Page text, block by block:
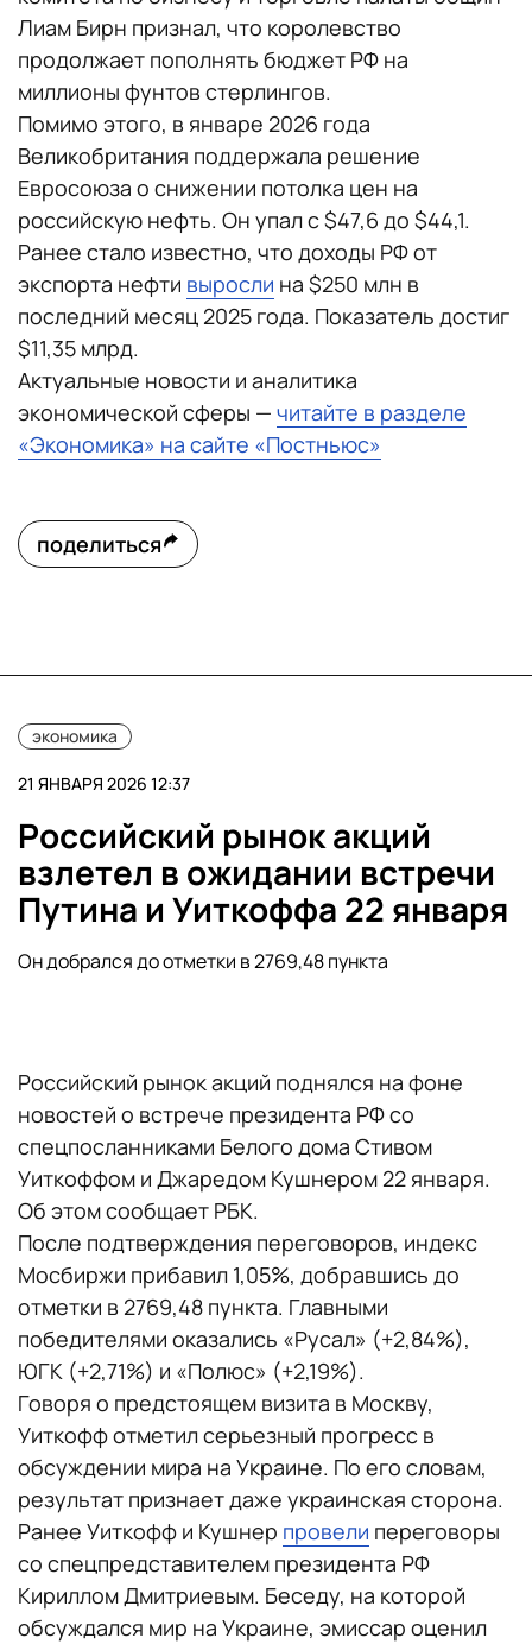
Лиам Бирн признал, что королевство
продолжает пополнять бюджет РФ на
миллионы фунтов стерлингов.
Помимо этого, в январе 2026 года
Великобритания поддержала решение
Евросоюза о снижении потолка цен на
российскую нефть. Он упал с $47,6 до $44,1.
Ранее стало известно, что доходы РФ от
экспорта нефти выросли на $250 млн в
последний месяц 2025 года. Показатель достиг
$11,35 млрд.
Актуальные новости и аналитика
экономической сферы — читайте в разделе
«Экономика» на сайте «Постньюс»
поделиться
экономика
21 ЯНВАРЯ 2026 12:37
Российский рынок акций
взлетел в ожидании встречи
Путина и Уиткоффа 22 января
Он добрался до отметки в 2769,48 пункта
Российский рынок акций поднялся на фоне
новостей о встрече президента РФ со
спецпосланниками Белого дома Стивом
Уиткоффом и Джаредом Кушнером 22 января.
Об этом сообщает РБК.
После подтверждения переговоров, индекс
Мосбиржи прибавил 1,05%, добравшись до
отметки в 2769,48 пункта. Главными
победителями оказались «Русал» (+2,84%),
ЮГК (+2,71%) и «Полюс» (+2,19%).
Говоря о предстоящем визита в Москву,
Уиткофф отметил серьезный прогресс в
обсуждении мира на Украине. По его словам,
результат признает даже украинская сторона.
Ранее Уиткофф и Кушнер провели переговоры
со спецпредставителем президента РФ
Кириллом Дмитриевым. Беседу, на которой
обсуждался мир на Украине, эмиссар оценил